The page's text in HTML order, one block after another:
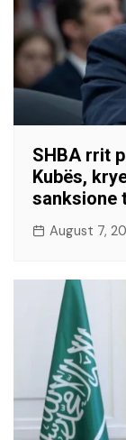
SHBA rrit
Kubës,
sanksione
August 7,